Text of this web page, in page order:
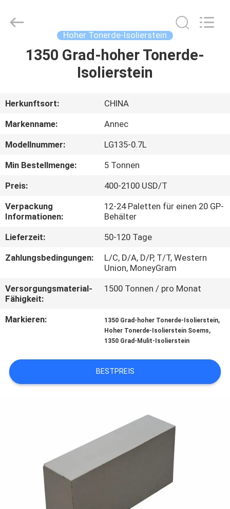
PRODUKTE
ÜBER
WERKSBESICHTIGUNG
QUALITÄTSKONTROLLE
KONTAKT
UNS
NEUIGKEITEN
SITEMAP
DATENSCHUTZRICHTLINIE
Hoher Tonerde-Isolierstein
1350 Grad-hoher Tonerde-
Isolierstein
Herkunftsort:
CHINA
Markenname:
Annec
Modellnummer:
LG135-0.7L
Min Bestellmenge:
5 Tonnen
Preis:
400-2100 USD/T
Verpackung
Informationen:
12-24 Paletten für einen 20 GP-
Behälter
Lieferzeit:
50-120 Tage
Zahlungsbedingungen:
L/C, D/A, D/P, T/T, Western
Union, MoneyGram
Versorgungsmaterial-
Fähigkeit:
1500 Tonnen / pro Monat
Markieren: 1350 Grad-hoher Tonerde-Isolierstein,
Hoher Tonerde-Isolierstein Soems,
1350 Grad-Mulit-Isolierstein
BESTPREIS